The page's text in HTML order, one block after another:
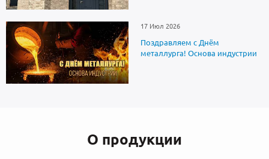
17 Июл 2026
Поздравляем с Днём
металлурга! Основа индустрии
О продукции